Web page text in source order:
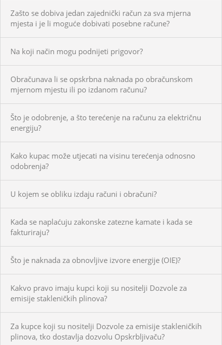
Zašto se dobiva jedan zajednički račun za sva mjerna
mjesta i je li moguće dobivati posebne račune?
Na koji način mogu podnijeti prigovor?
Obračunava li se opskrbna naknada po obračunskom
mjernom mjestu ili po izdanom računu?
Što je odobrenje, a što terećenje na računu za električnu
energiju?
Kako kupac može utjecati na visinu terećenja odnosno
odobrenja?
U kojem se obliku izdaju računi i obračuni?
Kada se naplaćuju zakonske zatezne kamate i kada se
fakturiraju?
Što je naknada za obnovljive izvore energije (OIE)?
Kakvo pravo imaju kupci koji su nositelji Dozvole za
emisije stakleničkih plinova?
Za kupce koji su nositelji Dozvole za emisije stakleničkih
plinova, tko dostavlja dozvolu Opskrbljivaču?